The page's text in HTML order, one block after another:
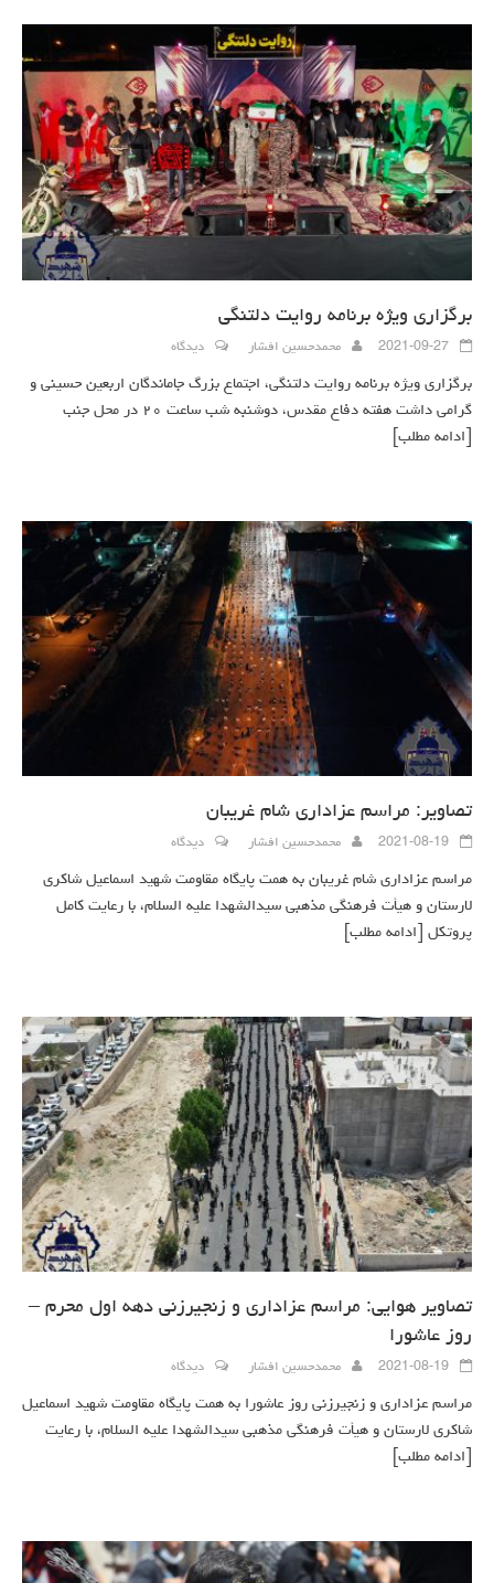
برگزاری ویژه برنامه روایت دلتنگی
2021-09-27 محمدحسین افشار دیدگاه
برگزاری ویژه برنامه روایت دلتنگی، اجتماع بزرگ جاماندگان اربعین حسینی و
گرامی داشت هفته دفاع مقدس، دوشنبه شب ساعت ۲۰ در محل جنب
[ادامه مطلب]
تصاویر: مراسم عزاداری شام غریبان
2021-08-19 محمدحسین افشار دیدگاه
مراسم عزاداری شام غریبان به همت پایگاه مقاومت شهید اسماعیل شاکری
لارستان و هیأت فرهنگی مذهبی سیدالشهدا علیه السلام، با رعایت کامل
پروتکل
[ادامه مطلب]
تصاویر هوایی: مراسم عزاداری و زنجیرزنی دهه اول محرم –
روز عاشورا
2021-08-19 محمدحسین افشار دیدگاه
مراسم عزاداری و زنجیرزنی روز عاشورا به همت پایگاه مقاومت شهید اسماعیل
شاکری لارستان و هیأت فرهنگی مذهبی سیدالشهدا علیه السلام، با رعایت
[ادامه مطلب]